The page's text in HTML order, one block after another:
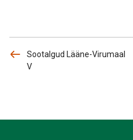
Sootalgud Lääne-Virumaal
V